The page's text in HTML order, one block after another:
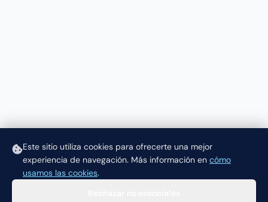
Este sitio utiliza cookies para ofrecerte una mejor
experiencia de navegación. Más información en cómo
usamos las cookies.